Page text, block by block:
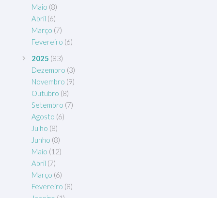
Maio (8)
Abril (6)
Março (7)
Fevereiro (6)
2025 (83)
Dezembro (3)
Novembro (9)
Outubro (8)
Setembro (7)
Agosto (6)
Julho (8)
Junho (8)
Maio (12)
Abril (7)
Março (6)
Fevereiro (8)